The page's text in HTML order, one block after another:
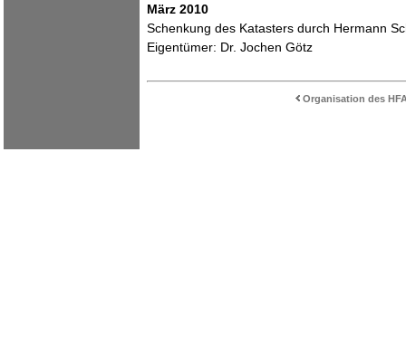
März 2010
Schenkung des Katasters durch Hermann
Eigentümer: Dr. Jochen Götz
Organisation des